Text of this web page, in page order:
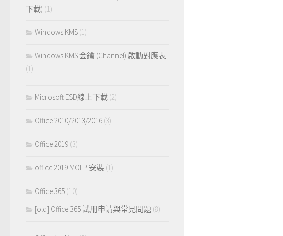
下載) (1)
Windows KMS (1)
Windows KMS 金鑰 (Channel) 啟動對應表
(1)
Microsoft ESD線上下載 (2)
Office 2010/2013/2016 (3)
Office 2019 (3)
office 2019 MOLP 安裝 (1)
Office 365 (10)
[old] Office 365 試用申請與常見問題 (8)